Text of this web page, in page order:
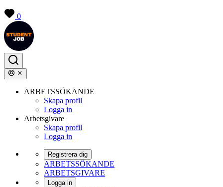
0
ARBETSSÖKANDE
Skapa profil
Logga in
Arbetsgivare
Skapa profil
Logga in
Registrera dig
ARBETSSÖKANDE
ARBETSGIVARE
Logga in